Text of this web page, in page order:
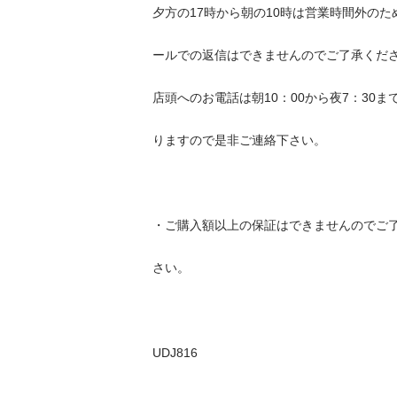
夕方の17時から朝の10時は営業時間外のた
ールでの返信はできませんのでご了承くださ
店頭へのお電話は朝10：00から夜7：30ま
りますので是非ご連絡下さい。
・ご購入額以上の保証はできませんのでご
さい。
UDJ816